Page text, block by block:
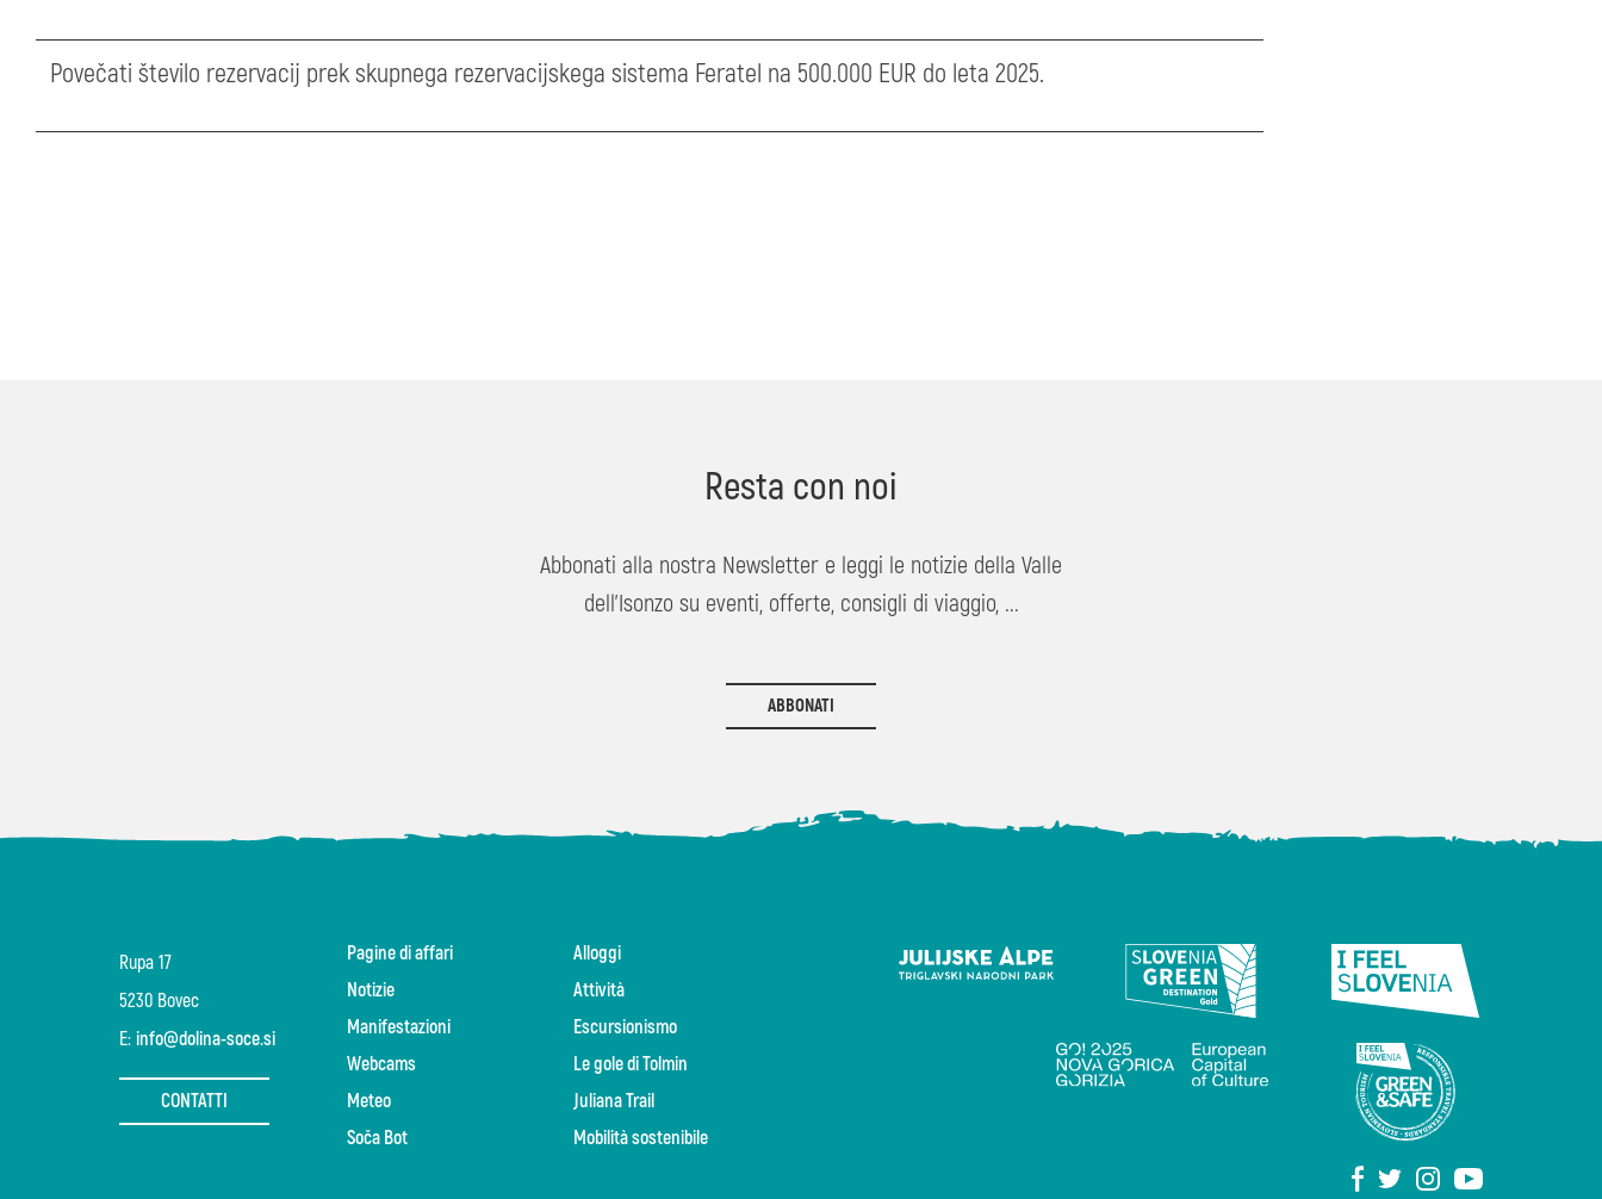
Povečati število rezervacij prek skupnega rezervacijskega sistema Feratel na 500.000 EUR do leta 2025.
Resta con noi
Abbonati alla nostra Newsletter e leggi le notizie della Valle
dell'Isonzo su eventi, offerte, consigli di viaggio, ...
ABBONATI
Rupa 17
5230 Bovec
E: info@dolina-soce.si
CONTATTI
Pagine di affari
Notizie
Manifestazioni
Webcams
Meteo
Soča Bot
Alloggi
Attività
Escursionismo
Le gole di Tolmin
Juliana Trail
Mobilità sostenibile